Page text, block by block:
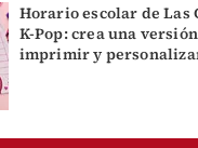
Horario escolar de Las
K-Pop: crea una
imprimir y